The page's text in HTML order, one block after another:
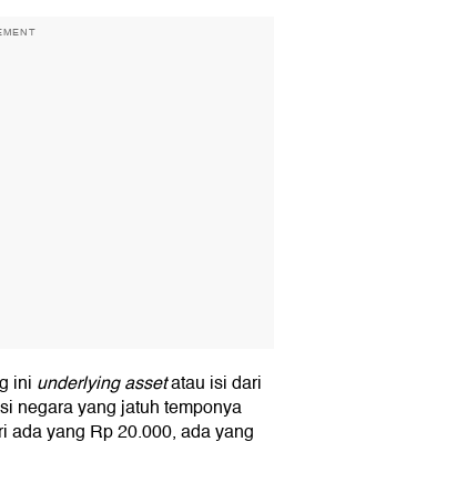
ini underlying assetatau isi dari
negara yang jatuh temponya
ada yang Rp 20.000, ada yang